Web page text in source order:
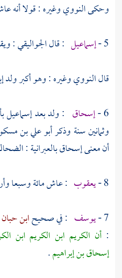
وحكىالنوويوغيره : قولا أنه
5 - إسماعيل : قالالجواليقي:
قالالنوويوغيره : وهو أكبر ولد
6 - إسحاق : ولد بعدإسماعيل
وثمانين سنة وذكرأبو علي بن
أن معنىإسحاقبالعبرانية :
8 - يعقوب : عاش مائة وسبعا
7 - يوسف : في صحيحابن
:أن الكريم ابن الكريم ابن
إسحاق بن إبراهيم.